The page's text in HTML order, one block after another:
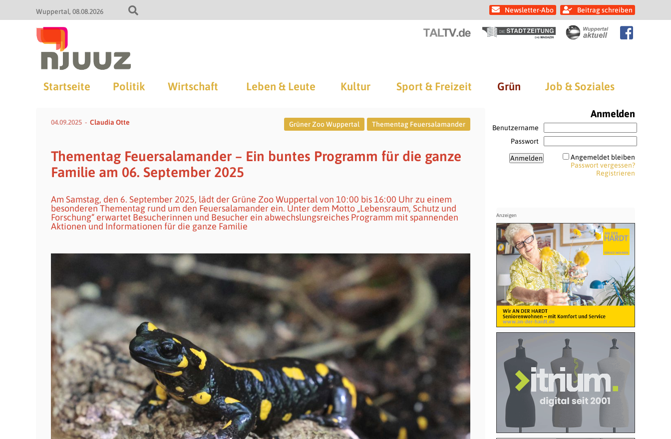
Wuppertal 08.08.2026 Newsletter-Abo Beitrag schreiben
Startseite Politik Wirtschaft Leben & Leute Kultur Sport & Freizeit Grün Job & Soziales
04.09.2025 Claudia Otte Grüner Zoo Wuppertal Thementag Feuersalamander
Thementag Feuersalamander – Ein buntes Programm für die ganze
Familie am 06. September 2025
Am Samstag, den 6. September 2025, lädt der Grüne Zoo Wuppertal von 10:00 bis 16:00 Uhr zu einem
besonderen Thementag rund um den Feuersalamander ein. Unter dem Motto „Lebensraum, Schutz und
Forschung“ erwartet Besucherinnen und Besucher ein abwechslungsreiches Programm mit spannenden
Aktionen und Informationen für die ganze Familie
Anmelden
Benutzername
Passwort
Angemeldet bleiben
Passwort vergessen?
Registrieren